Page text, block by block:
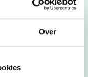
Over